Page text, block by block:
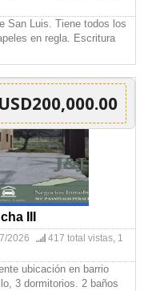
San Luis. Tiene todos los
en regla. Escritura
USD200,000.00
III
2026
417 total vistas, 1
ubicación en barrio
3 dormitorios. 2 baños